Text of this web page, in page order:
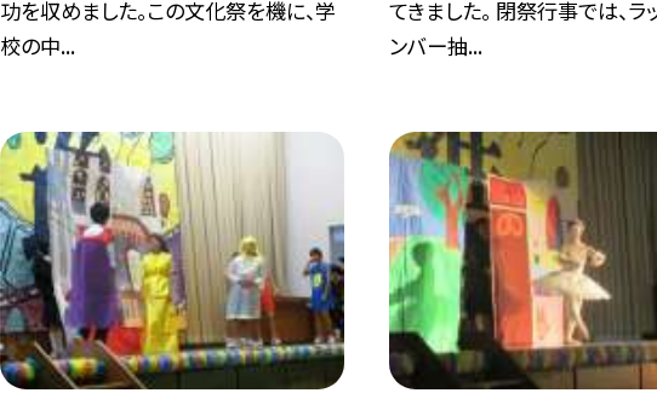
功を収めました。この文化祭を機に、学
校の中...
てきました。 閉祭行事では、ラ
ンバー抽...